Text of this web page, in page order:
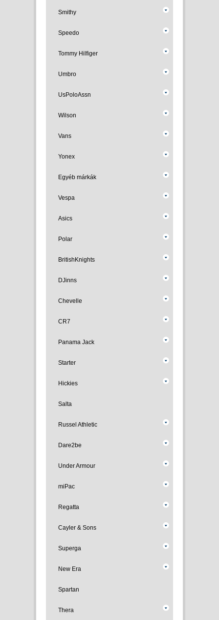
Smithy
Speedo
Tommy Hilfiger
Umbro
UsPoloAssn
Wilson
Vans
Yonex
Egyéb márkák
Vespa
Asics
Polar
BritishKnights
DJinns
Chevelle
CR7
Panama Jack
Starter
Hickies
Salta
Russel Athletic
Dare2be
Under Armour
miPac
Regatta
Cayler & Sons
Superga
New Era
Spartan
Thera